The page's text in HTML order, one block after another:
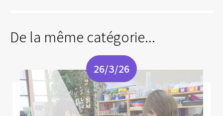
De la même catégorie...
26/3/26